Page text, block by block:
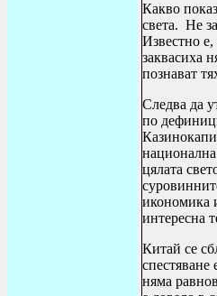
Какво
света. Не
Известно
заквасиха
познават
Следва да
по
цялата
икономика
интересна
Китай се
спестяване
няма